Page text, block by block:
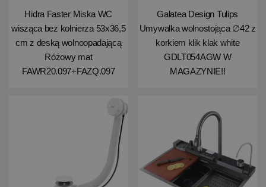
Hidra Faster Miska WC
wisząca bez kołnierza 53x36,5
cm z deską wolnoopadającą
Różowy mat
FAWR20.097+FAZQ.097
Galatea Design Tulips
Umywalka wolnostojąca ∅42 z
korkiem klik klak white
GDLT054AGW W
MAGAZYNIE!!